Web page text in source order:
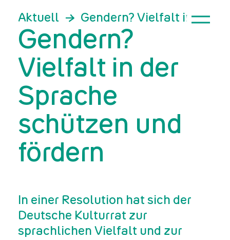
Aktuell Gendern? Vielfalt in der
Gendern?
Vielfalt in der
Sprache
schützen und
fördern
In einer Resolution hat sich der
Deutsche Kulturrat zur
sprachlichen Vielfalt und zur